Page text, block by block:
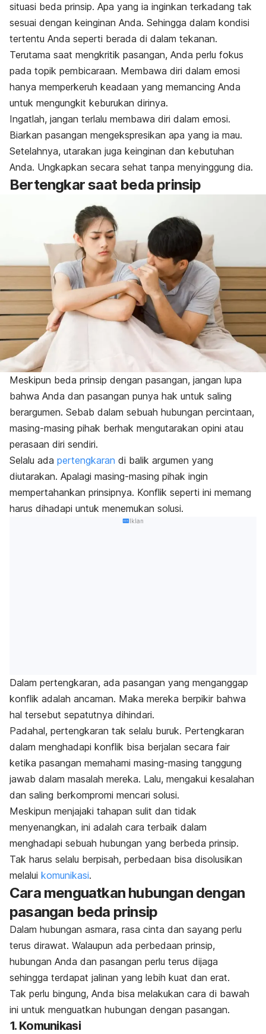
situasi beda prinsip. Apa yang ia inginkan terkadang tak
sesuai dengan keinginan Anda. Sehingga dalam kondisi
tertentu Anda seperti berada di dalam tekanan.
Terutama saat mengkritik pasangan, Anda perlu fokus
pada topik pembicaraan. Membawa diri dalam emosi
hanya memperkeruh keadaan yang memancing Anda
untuk mengungkit keburukan dirinya.
Ingatlah, jangan terlalu membawa diri dalam emosi.
Biarkan pasangan mengekspresikan apa yang ia mau.
Setelahnya, utarakan juga keinginan dan kebutuhan
Anda. Ungkapkan secara sehat tanpa menyinggung dia.
Bertengkar saat beda prinsip
Meskipun beda prinsip dengan pasangan, jangan lupa
bahwa Anda dan pasangan punya hak untuk saling
berargumen. Sebab dalam sebuah hubungan percintaan,
masing-masing pihak berhak mengutarakan opini atau
perasaan diri sendiri.
Selalu ada pertengkaran di balik argumen yang
diutarakan. Apalagi masing-masing pihak ingin
mempertahankan prinsipnya. Konflik seperti ini memang
harus dihadapi untuk menemukan solusi.
Iklan
Dalam pertengkaran, ada pasangan yang menganggap
konflik adalah ancaman. Maka mereka berpikir bahwa
hal tersebut sepatutnya dihindari.
Padahal, pertengkaran tak selalu buruk. Pertengkaran
dalam menghadapi konflik bisa berjalan secara fair
ketika pasangan memahami masing-masing tanggung
jawab dalam masalah mereka. Lalu, mengakui kesalahan
dan saling berkompromi mencari solusi.
Meskipun menjajaki tahapan sulit dan tidak
menyenangkan, ini adalah cara terbaik dalam
menghadapi sebuah hubungan yang berbeda prinsip.
Tak harus selalu berpisah, perbedaan bisa disolusikan
melalui komunikasi.
Cara menguatkan hubungan dengan
pasangan beda prinsip
Dalam hubungan asmara, rasa cinta dan sayang perlu
terus dirawat. Walaupun ada perbedaan prinsip,
hubungan Anda dan pasangan perlu terus dijaga
sehingga terdapat jalinan yang lebih kuat dan erat.
Tak perlu bingung, Anda bisa melakukan cara di bawah
ini untuk menguatkan hubungan dengan pasangan.
1. Komunikasi